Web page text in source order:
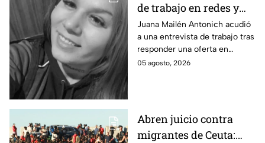
de trabajo en redes y
nunca volvió: La
historia detrás del
feminicidio de Juana
Mailén Antonich
Juana Mailén Antonich acudió
a una entrevista de trabajo tras
responder una oferta en
Facebook; fue hallada sin vida
05 agosto, 2026
Abren juicio contra
migrantes de Ceuta: